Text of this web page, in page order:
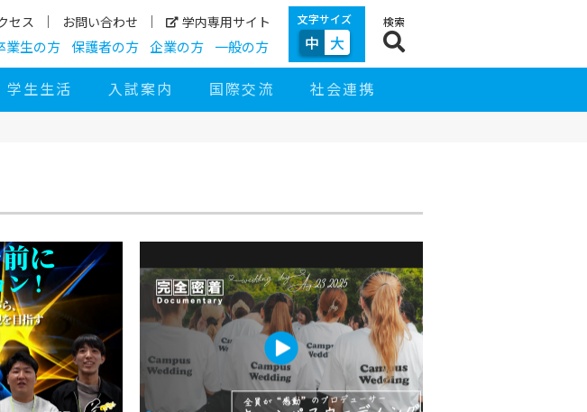
セス お問い合わせ 学内専用サイト
業生の方 保護者の方 企業の方 一般の方
文字サイズ
中 大
検索
学生生活 入試案内 国際交流 社会連携